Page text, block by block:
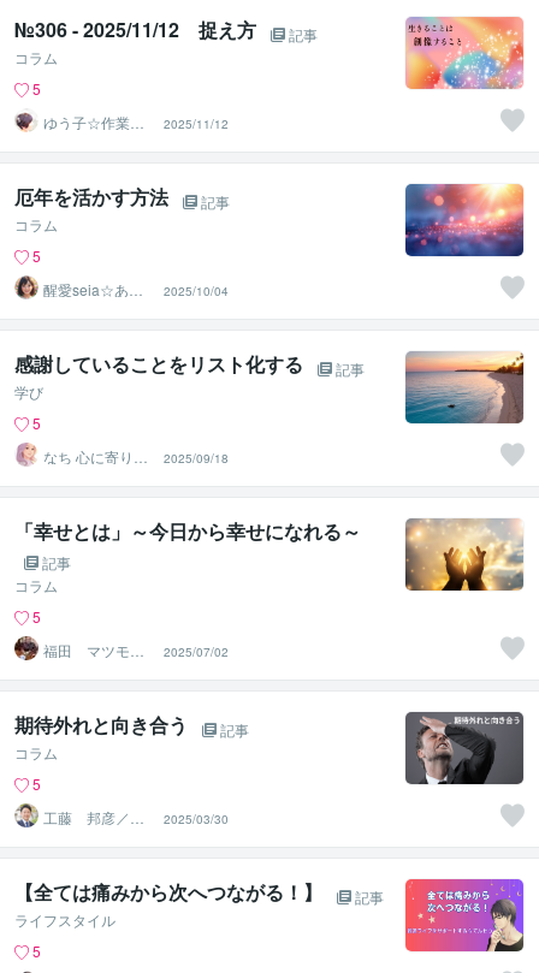
№306 - 2025/11/12 捉え方
記事
コラム
5
ゆう子☆作業療
法士＆ライフコ
ーチ
2025/11/12
厄年を活かす方法
記事
コラム
5
醒愛seia☆あな
たの心に寄り添
います☆
2025/10/04
感謝していることをリスト化する
記事
学び
5
なち 心に寄り添
う個性心理学ア
ドバイザー
2025/09/18
「幸せとは」～今日から幸せになれる～
記事
コラム
5
福田 マツモ
ト 有人
2025/07/02
期待外れと向き合う
記事
コラム
5
工藤 邦彦／株
式会社ツタワル
木
2025/03/30
【全ては痛みから次へつながる！】
記事
ライフスタイル
5